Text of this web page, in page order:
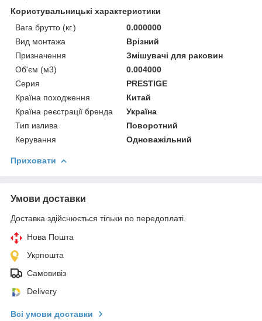
Користувальницькі характеристики
Вага брутто (кг.)
0.000000
Вид монтажа
Врізний
Призначення
Змішувачі для раковин
Об'єм (м3)
0.004000
Серия
PRESTIGE
Країна походження
Китай
Країна реєстрації бренда
Україна
Тип излива
Поворотний
Керування
Одноважільний
Приховати
Умови доставки
Доставка здійснюється тільки по передоплаті.
Нова Пошта
Укрпошта
Самовивіз
Delivery
Всі умови доставки